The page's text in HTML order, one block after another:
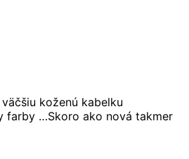
koženú kabelku
farby …Skoro ako nová takmer